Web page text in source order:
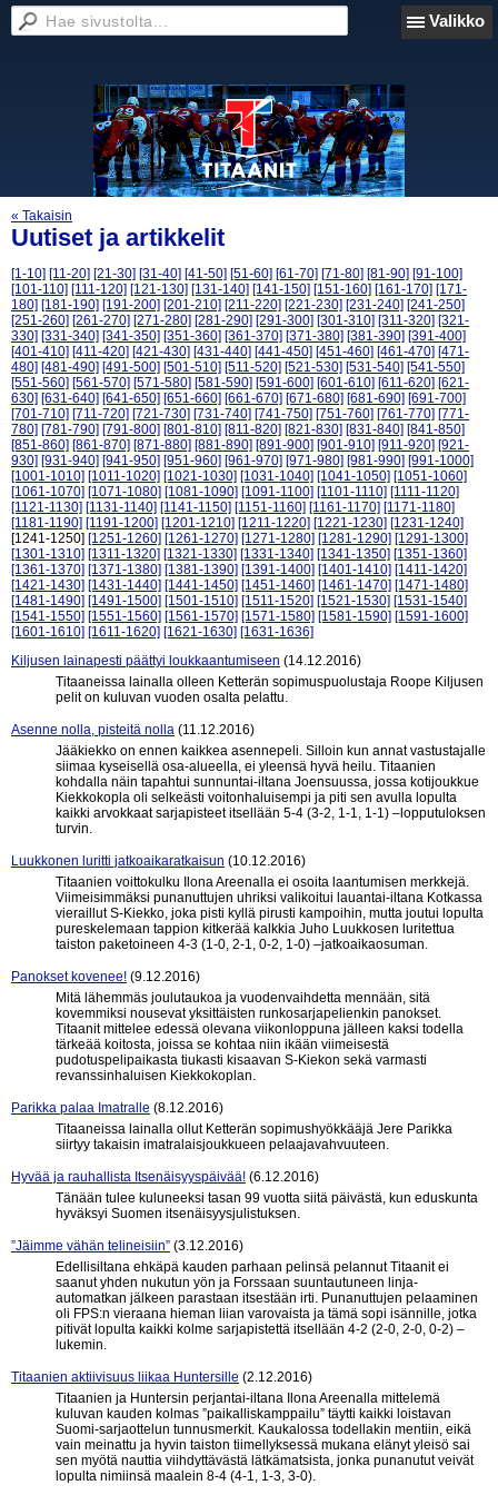
Valikko
« Takaisin
Uutiset ja artikkelit
[1-10] [11-20] [21-30] [31-40] [41-50] [51-60] [61-70] [71-80] [81-90] [91-100]
[101-110] [111-120] [121-130] [131-140] [141-150] [151-160] [161-170] [171-
180] [181-190] [191-200] [201-210] [211-220] [221-230] [231-240] [241-250]
[251-260] [261-270] [271-280] [281-290] [291-300] [301-310] [311-320] [321-
330] [331-340] [341-350] [351-360] [361-370] [371-380] [381-390] [391-400]
[401-410] [411-420] [421-430] [431-440] [441-450] [451-460] [461-470] [471-
480] [481-490] [491-500] [501-510] [511-520] [521-530] [531-540] [541-550]
[551-560] [561-570] [571-580] [581-590] [591-600] [601-610] [611-620] [621-
630] [631-640] [641-650] [651-660] [661-670] [671-680] [681-690] [691-700]
[701-710] [711-720] [721-730] [731-740] [741-750] [751-760] [761-770] [771-
780] [781-790] [791-800] [801-810] [811-820] [821-830] [831-840] [841-850]
[851-860] [861-870] [871-880] [881-890] [891-900] [901-910] [911-920] [921-
930] [931-940] [941-950] [951-960] [961-970] [971-980] [981-990] [991-1000]
[1001-1010] [1011-1020] [1021-1030] [1031-1040] [1041-1050] [1051-1060]
[1061-1070] [1071-1080] [1081-1090] [1091-1100] [1101-1110] [1111-1120]
[1121-1130] [1131-1140] [1141-1150] [1151-1160] [1161-1170] [1171-1180]
[1181-1190] [1191-1200] [1201-1210] [1211-1220] [1221-1230] [1231-1240]
[1241-1250] [1251-1260] [1261-1270] [1271-1280] [1281-1290] [1291-1300]
[1301-1310] [1311-1320] [1321-1330] [1331-1340] [1341-1350] [1351-1360]
[1361-1370] [1371-1380] [1381-1390] [1391-1400] [1401-1410] [1411-1420]
[1421-1430] [1431-1440] [1441-1450] [1451-1460] [1461-1470] [1471-1480]
[1481-1490] [1491-1500] [1501-1510] [1511-1520] [1521-1530] [1531-1540]
[1541-1550] [1551-1560] [1561-1570] [1571-1580] [1581-1590] [1591-1600]
[1601-1610] [1611-1620] [1621-1630] [1631-1636]
Kiljusen lainapesti päättyi loukkaantumiseen (14.12.2016)
Titaaneissa lainalla olleen Ketterän sopimuspuolustaja Roope Kiljusen
pelit on kuluvan vuoden osalta pelattu.
Asenne nolla, pisteitä nolla (11.12.2016)
Jääkiekko on ennen kaikkea asennepeli. Silloin kun annat vastustajalle
siimaa kyseisellä osa-alueella, ei yleensä hyvä heilu. Titaanien
kohdalla näin tapahtui sunnuntai-iltana Joensuussa, jossa kotijoukkue
Kiekkokopla oli selkeästi voitonhaluisempi ja piti sen avulla lopulta
kaikki arvokkaat sarjapisteet itsellään 5-4 (3-2, 1-1, 1-1) –lopputuloksen
turvin.
Luukkonen luritti jatkoaikaratkaisun (10.12.2016)
Titaanien voittokulku Ilona Areenalla ei osoita laantumisen merkkejä.
Viimeisimmäksi punanuttujen uhriksi valikoitui lauantai-iltana Kotkassa
vieraillut S-Kiekko, joka pisti kyllä pirusti kampoihin, mutta joutui lopulta
pureskelemaan tappion kitkerää kalkkia Juho Luukkosen luritettua
taiston paketoineen 4-3 (1-0, 2-1, 0-2, 1-0) –jatkoaikaosuman.
Panokset kovenee! (9.12.2016)
Mitä lähemmäs joulutaukoa ja vuodenvaihdetta mennään, sitä
kovemmiksi nousevat yksittäisten runkosarjapelienkin panokset.
Titaanit mittelee edessä olevana viikonloppuna jälleen kaksi todella
tärkeää koitosta, joissa se kohtaa niin ikään viimeisestä
pudotuspelipaikasta tiukasti kisaavan S-Kiekon sekä varmasti
revanssinhaluisen Kiekkokoplan.
Parikka palaa Imatralle (8.12.2016)
Titaaneissa lainalla ollut Ketterän sopimushyökkääjä Jere Parikka
siirtyy takaisin imatralaisjoukkueen pelaajavahvuuteen.
Hyvää ja rauhallista Itsenäisyyspäivää! (6.12.2016)
Tänään tulee kuluneeksi tasan 99 vuotta siitä päivästä, kun eduskunta
hyväksyi Suomen itsenäisyysjulistuksen.
”Jäimme vähän telineisiin” (3.12.2016)
Edellisiltana ehkäpä kauden parhaan pelinsä pelannut Titaanit ei
saanut yhden nukutun yön ja Forssaan suuntautuneen linja-
automatkan jälkeen parastaan itsestään irti. Punanuttujen pelaaminen
oli FPS:n vieraana hieman liian varovaista ja tämä sopi isännille, jotka
pitivät lopulta kaikki kolme sarjapistettä itsellään 4-2 (2-0, 2-0, 0-2) –
lukemin.
Titaanien aktiivisuus liikaa Huntersille (2.12.2016)
Titaanien ja Huntersin perjantai-iltana Ilona Areenalla mittelemä
kuluvan kauden kolmas ”paikalliskamppailu” täytti kaikki loistavan
Suomi-sarjaottelun tunnusmerkit. Kaukalossa todellakin mentiin, eikä
vain meinattu ja hyvin taiston tiimellyksessä mukana elänyt yleisö sai
sen myötä nauttia viihdyttävästä lätkämatsista, jonka punanutut veivät
lopulta nimiinsä maalein 8-4 (4-1, 1-3, 3-0).